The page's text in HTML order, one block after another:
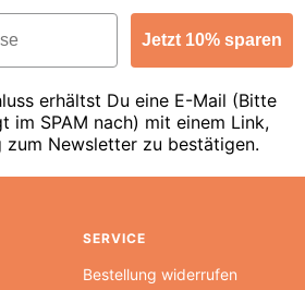
Jetzt 10% sparen
erhältst Du eine E-Mail (Bitte
im SPAM nach) mit einem Link,
zum Newsletter zu bestätigen.
SERVICE
Bestellung widerrufen